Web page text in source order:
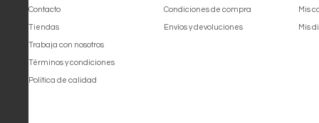
Contacto
Tiendas
Trabaja con nosotros
Términos y condiciones
Política de calidad
Condiciones de compra
Envíos y devoluciones
Mis
Mis